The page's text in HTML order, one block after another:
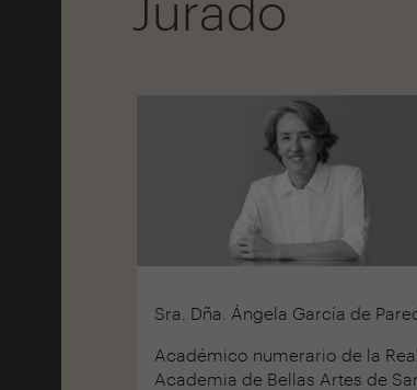
Sra. Dña. Ángela García de
Académico numerario de la Real
Academia de Bellas Artes de